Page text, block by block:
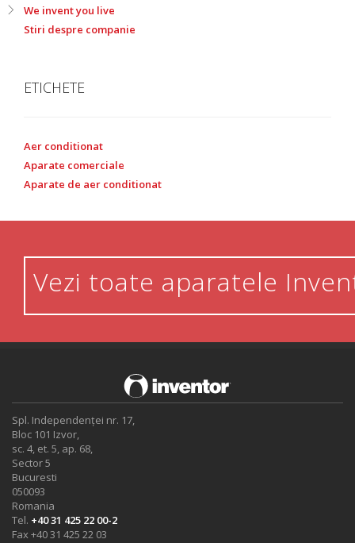
We invent you live
Stiri despre companie
ETICHETE
Aer conditionat
Aparate comerciale
Aparate de aer conditionat
Vezi toate aparatele
Spl. Independenței nr. 17,
Bloc 101 Izvor,
sc. 4, et. 5, ap. 68,
Sector 5
Bucuresti
050093
Romania
Tel. +40 31 425 22 00-2
Fax +40 31 425 22 03